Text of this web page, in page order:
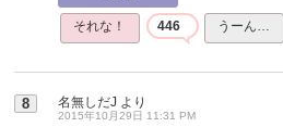
それな！ 446 うーん…
8 名無しだJ より
2015年10月29日 11:31 PM